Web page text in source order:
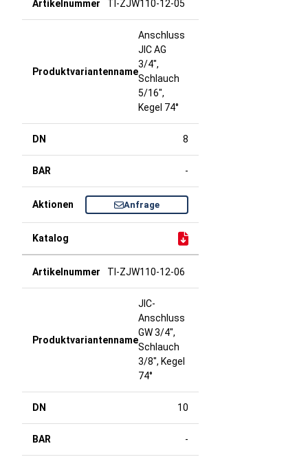
TI-ZJW110-12-05
Anschluss
JIC AG
3/4",
Schlauch
5/16",
Kegel 74°
8
-
Anfrage
TI-ZJW110-12-06
JIC-
Anschluss
GW 3/4",
Schlauch
3/8", Kegel
74°
10
-